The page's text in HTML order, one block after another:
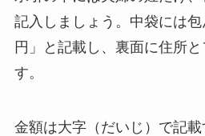
記入しましょう。中袋には
円」と記載し、裏面に住所
す。
金額は大字（だいじ）で記